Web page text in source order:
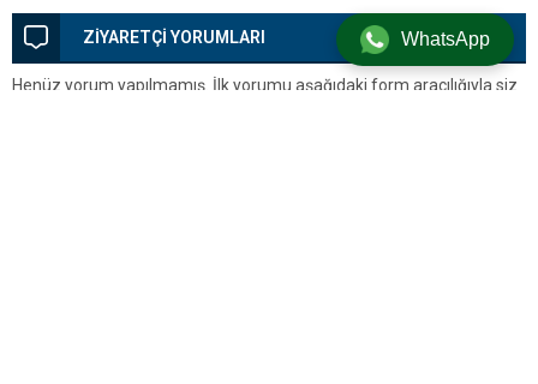
ZİYARETÇİ YORUMLARI
Henüz yorum yapılmamış. İlk yorumu aşağıdaki form aracılığıyla siz
WhatsApp